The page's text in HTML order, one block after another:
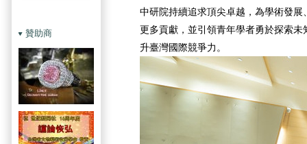
贊助商
中研院持續追求頂尖卓越，為學術發
更多貢獻，並引領青年學者勇於探索
升臺灣國際競爭力。